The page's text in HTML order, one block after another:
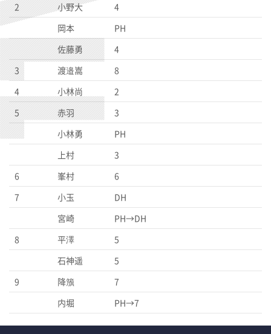
2
小野大
4
岡本
PH
佐藤勇
4
3
渡邉嵩
8
4
小林尚
2
5
赤羽
3
小林勇
PH
上村
3
6
峯村
6
7
小玉
DH
宮崎
PH→DH
8
平澤
5
石神遥
5
9
降籏
7
内堀
PH→7